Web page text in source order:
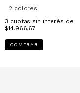
2 colores
3 cuotas sin interés de
$14.966,67
COMPRAR